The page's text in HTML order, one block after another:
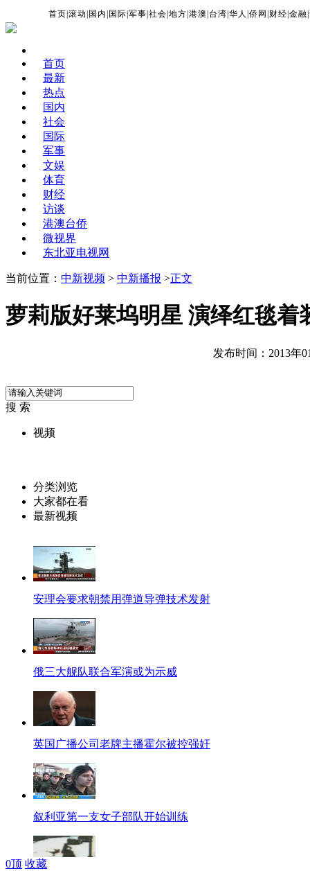
首页 |滚动 国内 国际 |军事 |社会 |地方 |港澳 台湾 |华人 |侨网 财经 |金融 |
首页
最新
热点
国内
社会
国际
军事
文娱
体育
财经
访谈
港澳台侨
微视界
东北亚电视网
当前位置： 中新视频 > 中新播报 >正文
萝莉版好莱坞明星 演绎红毯着
发布时间：2013年
搜 索
视频
分类浏览
大家都在看
最新视频
安理会要求朝禁用弹道导弹技术发射
俄三大舰队联合军演或为示威
英国广播公司老牌主播霍尔被控强奸
叙利亚第一支女子部队开始训练
0顶 收藏